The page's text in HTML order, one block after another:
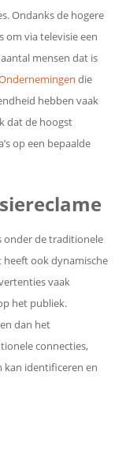
Ondanks de hogere
om via televisie een
mensen dat is
die
hebben vaak
dat de hoogst
op een bepaalde
onder de traditionele
heeft ook dynamische
vaak
het publiek.
dan het
connecties,
kan identificeren en